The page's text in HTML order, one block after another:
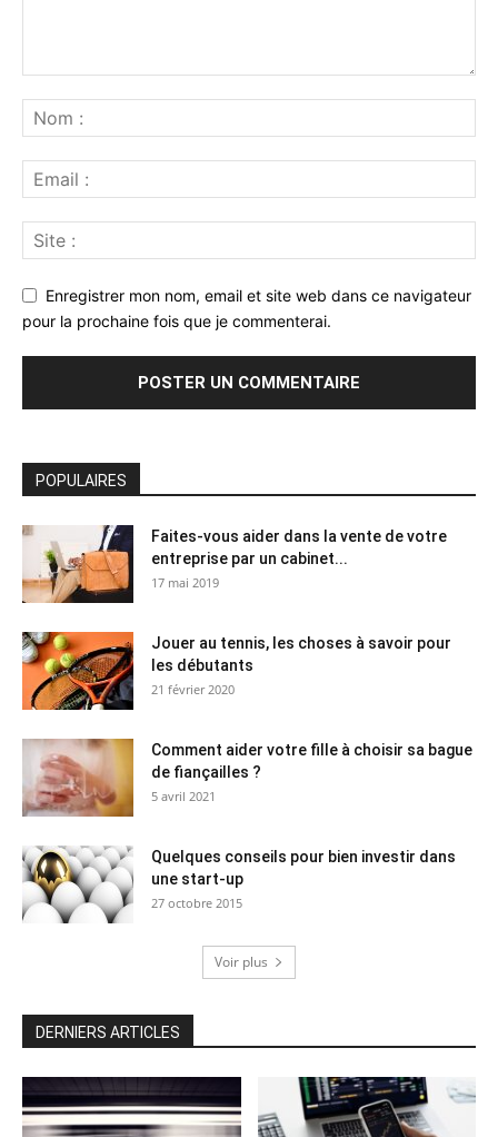
Enregistrer mon nom, email et site web dans ce navigateur
pour la prochaine fois que je commenterai.
POPULAIRES
Faites-vous aider dans la vente de votre
entreprise par un cabinet...
17 mai 2019
Jouer au tennis, les choses à savoir pour
les débutants
21 février 2020
Comment aider votre fille à choisir sa bague
de fiançailles ?
5 avril 2021
Quelques conseils pour bien investir dans
une start-up
27 octobre 2015
Voir plus
DERNIERS ARTICLES